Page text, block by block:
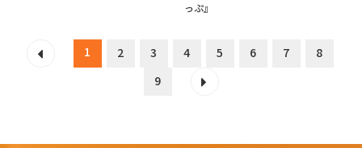
っぷ』
1 2 3 4 5 6 7
8
9